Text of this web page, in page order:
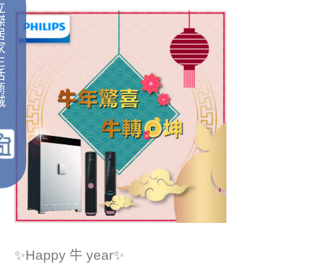
✨Happy 牛 year✨